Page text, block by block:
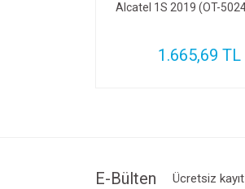
Alcatel 1S 2019 (OT-
1.665,69 TL
E-Bülten Ücretsiz